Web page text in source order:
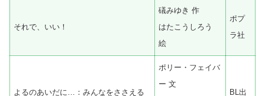
それで、いい！
礒みゆき 作
はたこうしろう
絵
ポプ
ラ社
よるのあいだに…：みんなをささえる
ポリー・フェイバ
ー 文
BL出